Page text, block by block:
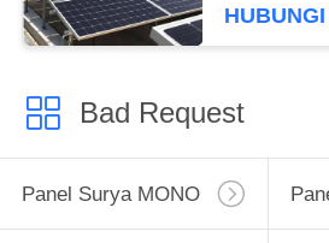
Bad Request
Panel Surya MONO